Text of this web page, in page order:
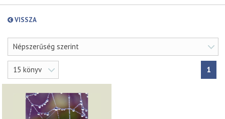
VISSZA
Népszerűség szerint
15 könyv 1
Előkészületben
Top 10
Cégünkről